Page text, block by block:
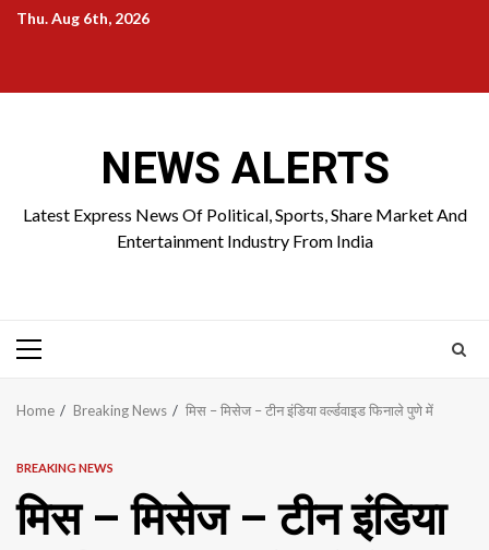
SkipThu. Aug 6th, 2026
NEWS ALERTS
Latest Express News Of Political, Sports, Share Market And
Entertainment Industry From India
Primary
Home Breaking News मिस – मिसेज – टीन इंडिया वर्ल्डवाइड फिनाले पुणे में
BREAKING NEWS
मिस – मिसेज – टीन इंडिया